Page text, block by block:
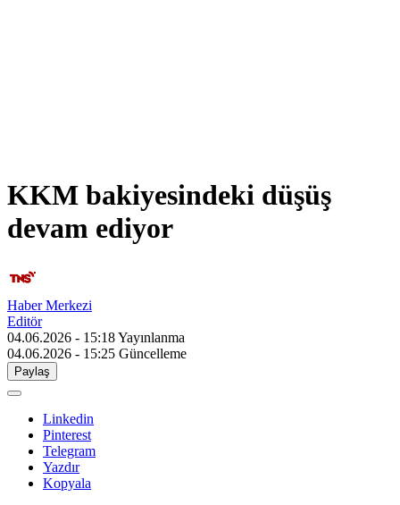
KKM bakiyesindeki düşüş
devam ediyor
Haber Merkezi
Editör
04.06.2026 - 15:18Yayınlanma
04.06.2026 - 15:25 Güncelleme
Paylaş
Linkedin
Pinterest
Telegram
Yazdır
Kopyala